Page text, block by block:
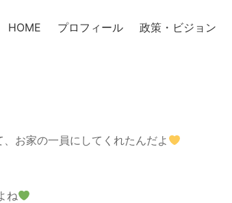
HOME プロフィール 政策・ビジョン
お家の一員にしてくれたんだよ
ね